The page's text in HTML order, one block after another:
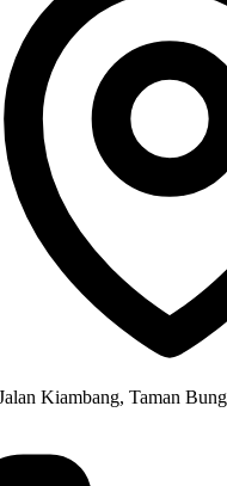
Kiambang, Taman